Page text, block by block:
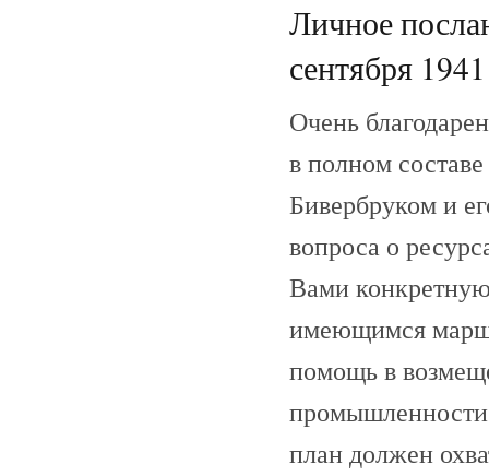
Личное
сентября
Очень
в полном
Бивербруком и
вопроса о
Вами
имеющимся
помощь в
план должен